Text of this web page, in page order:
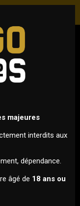
2024
POUR UNE
GARROS !
majeures
interdits aux
dépendance.
âgé de 18 ans ou